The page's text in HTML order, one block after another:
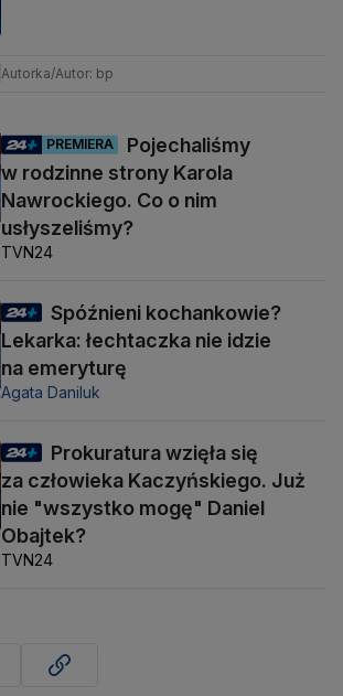
Autorka/Autor: bp
PREMIERA
Pojechaliśmy
w rodzinne strony Karola
Nawrockiego. Co o nim
usłyszeliśmy?
TVN24
Spóźnieni kochankowie?
Lekarka: łechtaczka nie idzie
na emeryturę
Agata Daniluk
Prokuratura wzięła się
za człowieka Kaczyńskiego. Już
nie "wszystko mogę" Daniel
Obajtek?
TVN24